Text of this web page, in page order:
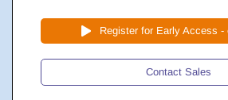
Register for Early Access -
Contact Sales